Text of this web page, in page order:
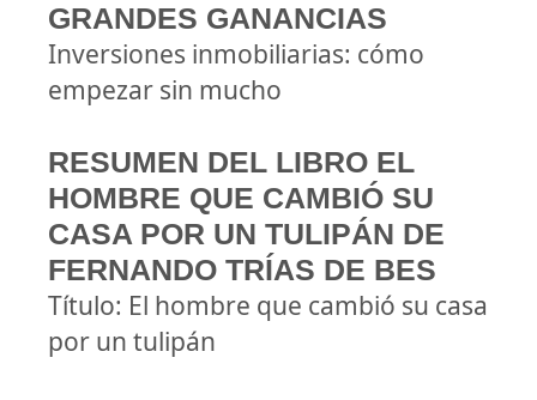
GRANDES GANANCIAS
Inversiones inmobiliarias: cómo
empezar sin mucho
RESUMEN DEL LIBRO EL
HOMBRE QUE CAMBIÓ SU
CASA POR UN TULIPÁN DE
FERNANDO TRÍAS DE BES
Título: El hombre que cambió su casa
por un tulipán